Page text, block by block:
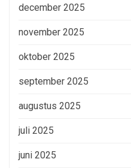
december 2025
november 2025
oktober 2025
september 2025
augustus 2025
juli 2025
juni 2025